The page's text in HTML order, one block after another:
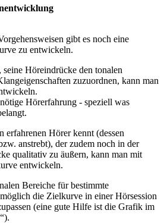
gibt es noch eine
zu entwickeln.
Höreindrücke den tonalen
zuzuordnen, kann man
Hörerfahrung - speziell was
erfahrenen Hörer kennt (dessen
anstrebt), der zudem noch in der
qualitativ zu äußern, kann man mit
entwickeln.
Bereiche für bestimmte
die Zielkurve in einer Hörsession
(eine gute Hilfe ist die Grafik im